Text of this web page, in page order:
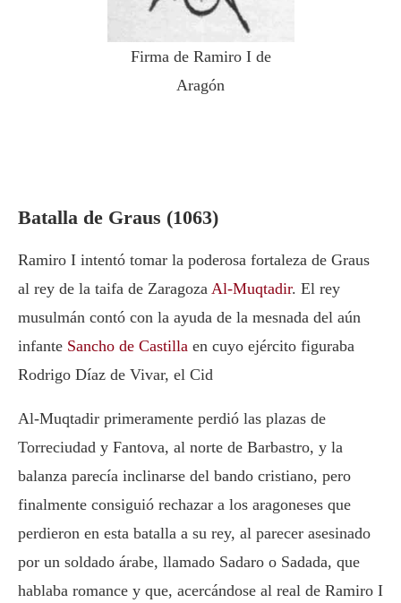
Firma de Ramiro I de
Aragón
Batalla de Graus (1063)
Ramiro I intentó tomar la poderosa fortaleza de Graus
al rey de la taifa de Zaragoza Al-Muqtadir. El rey
musulmán contó con la ayuda de la mesnada del aún
infante Sancho de Castilla en cuyo ejército figuraba
Rodrigo Díaz de Vivar, el Cid
Al-Muqtadir primeramente perdió las plazas de
Torreciudad y Fantova, al norte de Barbastro, y la
balanza parecía inclinarse del bando cristiano,​ pero
finalmente consiguió rechazar a los aragoneses que
perdieron en esta batalla a su rey, al parecer asesinado
por un soldado árabe, llamado Sadaro o Sadada, que
hablaba romance y que, acercándose al real de Ramiro I